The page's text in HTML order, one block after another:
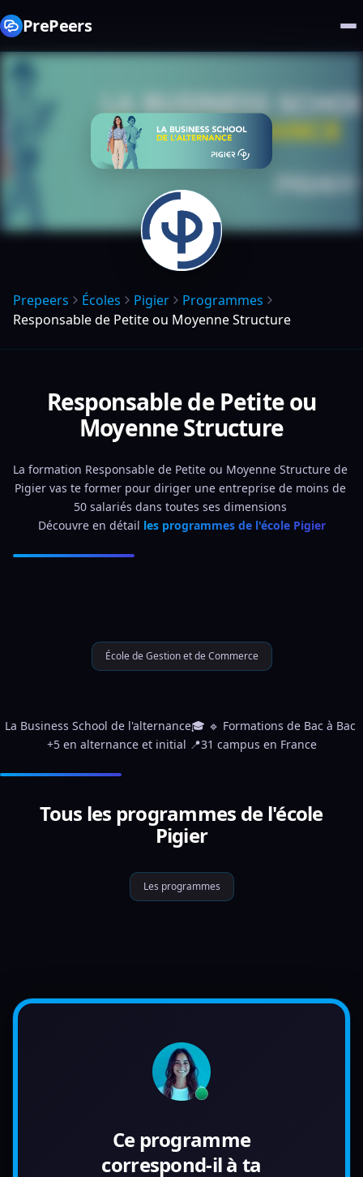
PrePeers
Prepeers Écoles Pigier
Programmes
Responsable de Petite ou Moyenne Structure
Responsable de Petite ou
Moyenne Structure
La formation Responsable de Petite ou Moyenne Structure de
Pigier vas te former pour diriger une entreprise de moins de
50 salariés dans toutes ses dimensions
Découvre en détail les programmes de l'école Pigier
École de Gestion et de Commerce
La Business School de l'alternance🎓 🔹 Formations de Bac à Bac
+5 en alternance et initial 📍31 campus en France
Tous les programmes de l'école
Pigier
Les programmes
Ce programme
correspond-il à ta